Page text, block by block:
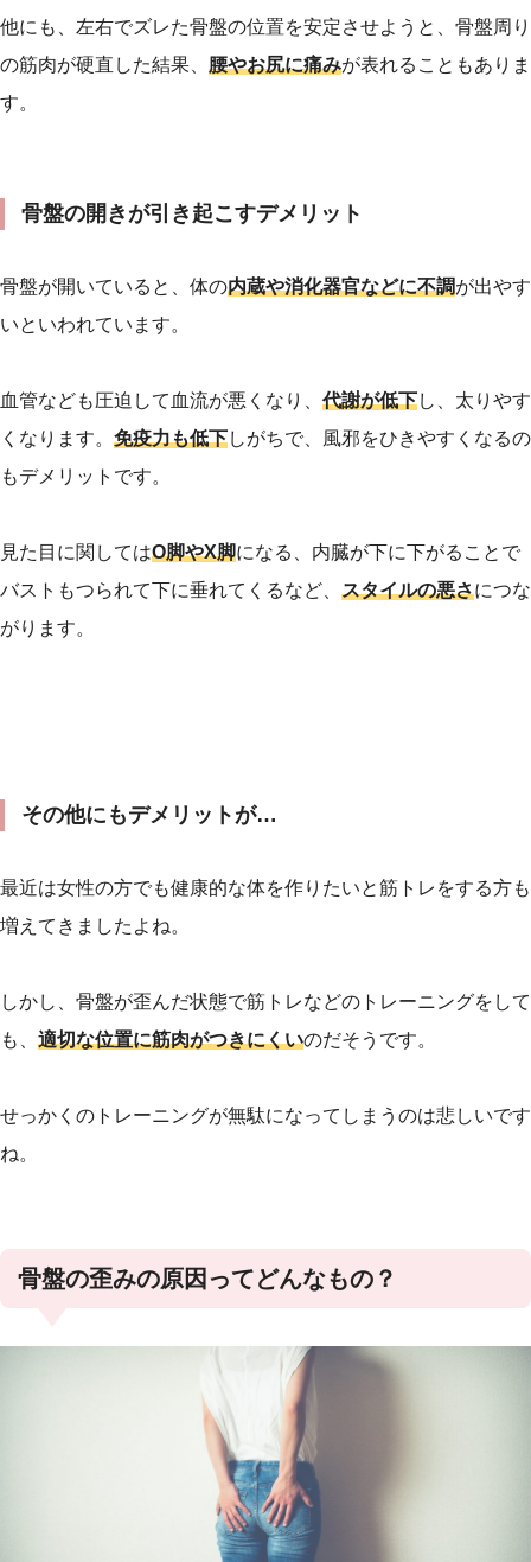
他にも、左右でズレた骨盤の位置を安定させようと、骨盤周り
の筋肉が硬直した結果、 腰やお尻に痛みが表れることもありま
す。
骨盤の開きが引き起こすデメリット
骨盤が開いていると、体の内蔵や消化器官などに不調が出やす
いといわれています。
血管なども圧迫して血流が悪くなり、 代謝が低下し、太りやす
くなります。 免疫力も低下しがちで、風邪をひきやすくなるの
もデメリットです。
見た目に関してはO脚やX脚になる、内臓が下に下がることで
バストもつられて下に垂れてくるなど、 スタイルの悪さにつな
がります。
その他にもデメリットが…
最近は女性の方でも健康的な体を作りたいと筋トレをする方も
増えてきましたよね。
しかし、骨盤が歪んだ状態で筋トレなどのトレーニングをして
も、 適切な位置に筋肉がつきにくいのだそうです。
せっかくのトレーニングが無駄になってしまうのは悲しいです
ね。
骨盤の歪みの原因ってどんなもの？